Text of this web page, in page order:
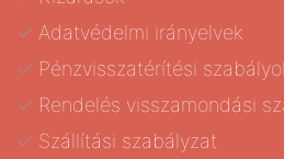
Adatvédelmi irányelvek
Pénzvisszatérítési
Rendelés visszamondási
Szállítási szabályzat